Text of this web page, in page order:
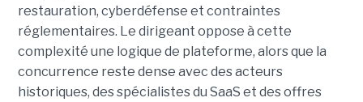
restauration, cyberdéfense et contraintes
réglementaires. Le dirigeant oppose à cette
complexité une logique de plateforme, alors que la
concurrence reste dense avec des acteurs
historiques, des spécialistes du SaaS et des offres